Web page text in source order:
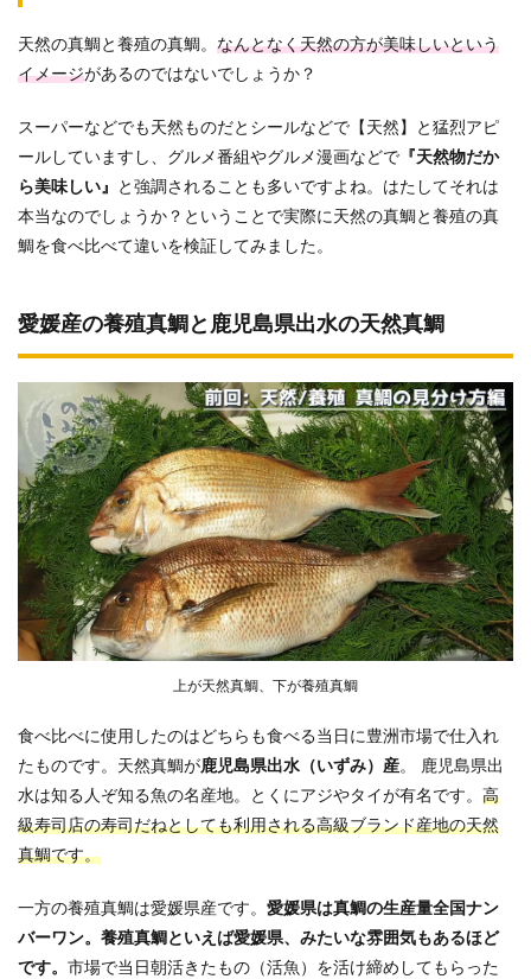
天然の真鯛と養殖の真鯛。 なんとなく天然の方が美味しいという
イメージがあるのではないでしょうか？
スーパーなどでも天然ものだとシールなどで【天然】と猛烈アピ
ールしていますし、グルメ番組やグルメ漫画などで 『天然物だか
ら美味しい』
と強調されることも多いですよね。はたしてそれは
本当なのでしょうか？ということで実際に天然の真鯛と養殖の真
鯛を食べ比べて違いを検証してみました。
愛媛産の養殖真鯛と鹿児島県出水の天然真鯛
上が天然真鯛、下が養殖真鯛
食べ比べに使用したのはどちらも食べる当日に豊洲市場で仕入れ
たものです。天然真鯛が鹿児島県出水（いずみ）産。 鹿児島県出
水は知る人ぞ知る魚の名産地。とくにアジやタイが有名です。 高
級寿司店の寿司だねとしても利用される高級ブランド産地の天然
真鯛です。
一方の養殖真鯛は愛媛県産です。 愛媛県は真鯛の生産量全国ナン
バーワン。養殖真鯛といえば愛媛県、みたいな雰囲気もあるほど
です。 市場で当日朝活きたもの（活魚）を活け締めしてもらった